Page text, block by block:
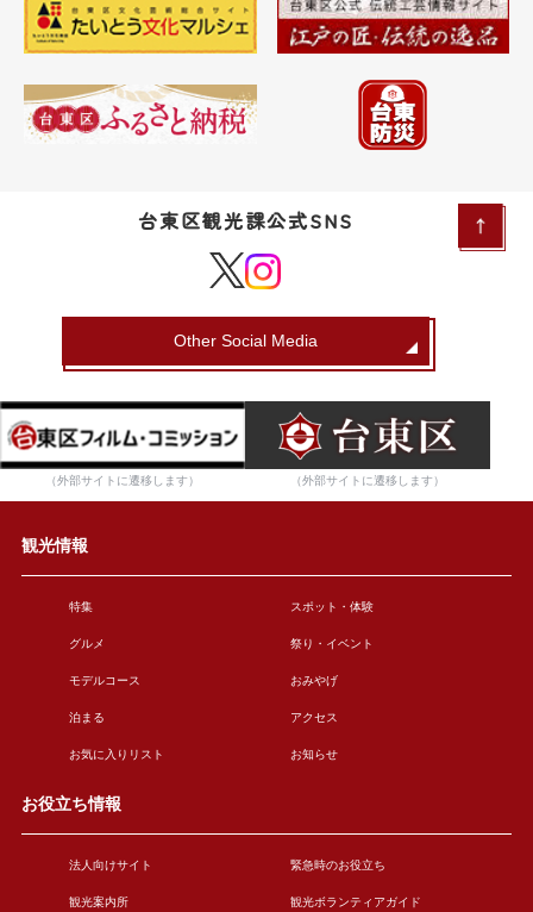
台東区観光課公式SNS
Other Social Media
（外部サイトに遷移します） （外部サイトに遷移します）
観光情報
特集 スポット・体験
グルメ 祭り・イベント
モデルコース おみやげ
泊まる アクセス
お気に入りリスト お知らせ
お役立ち情報
法人向けサイト 緊急時のお役立ち
観光案内所 観光ボランティアガイド